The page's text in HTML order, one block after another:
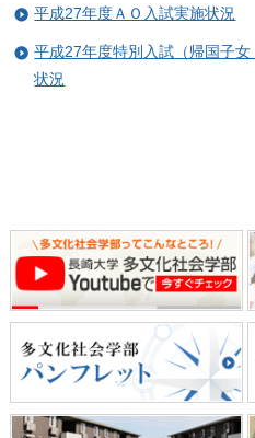
平成27年度ＡＯ入試実施状況
平成27年度特別入試（帰国子
状況